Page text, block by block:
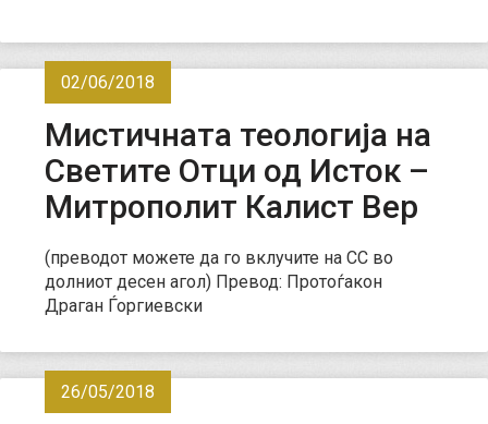
02/06/2018
Мистичната теологија на
Светите Отци од Исток –
Митрополит Калист Вер
(преводот можете да го вклучите на CC во
долниот десен агол) Превод: Протоѓакон
Драган Ѓоргиевски
26/05/2018